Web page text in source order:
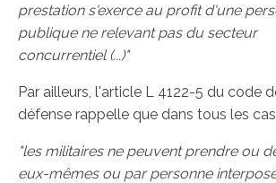
prestation s'exerce au profit d'une
publique ne relevant pas du secteur
concurrentiel (...)"
Par ailleurs, l'article L 4122-5 du code
défense rappelle que dans tous les cas,
"les militaires ne peuvent prendre ou
eux-mêmes ou par personne